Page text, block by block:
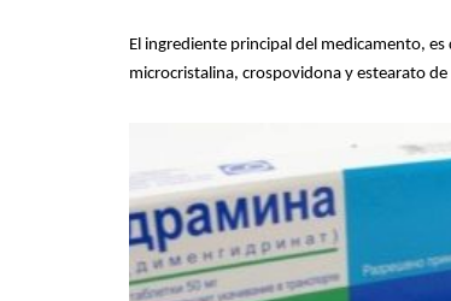
El ingrediente principal del medicamento,
microcristalina, crospovidona y estearato